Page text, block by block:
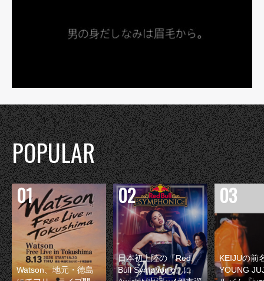
POPULAR
Watson、地元・徳島
日本初上陸の『Red
Bull Symphonic』に
KEIJUの前
YOUNG